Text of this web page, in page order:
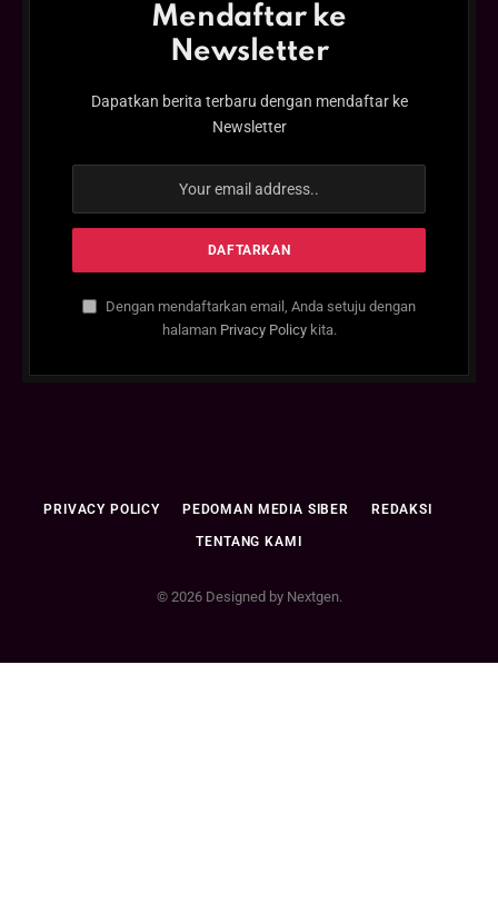
Mendaftar ke
Newsletter
Dapatkan berita terbaru dengan mendaftar ke
Newsletter
Dengan mendaftarkan email, Anda setuju dengan
halaman Privacy Policykita.
PRIVACY POLICY PEDOMAN MEDIA SIBER REDAKSI
TENTANG KAMI
© 2026 Designed by Nextgen.